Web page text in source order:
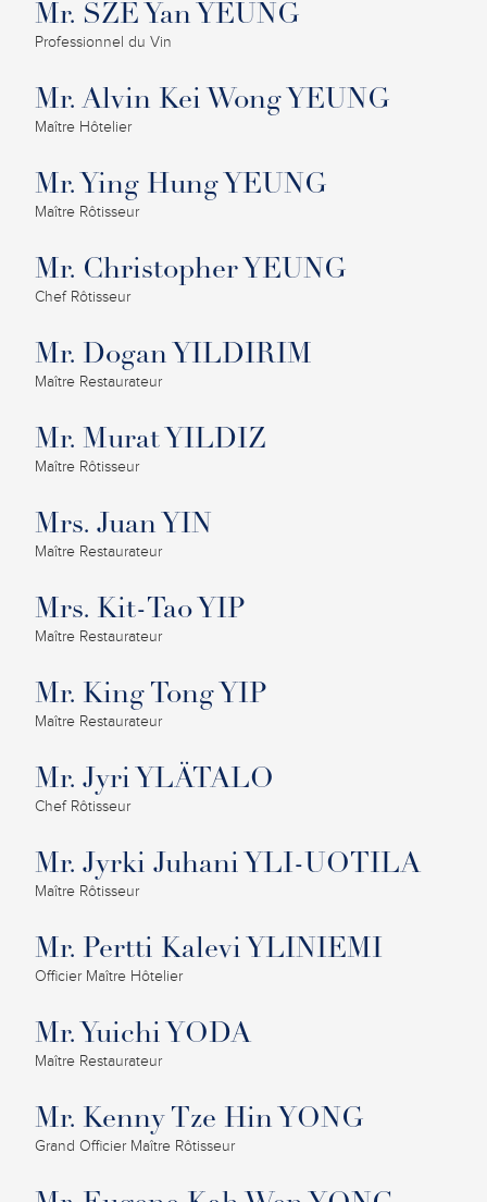
Mr. SZE Yan YEUNG
Professionnel du Vin
Mr. Alvin Kei Wong YEUNG
Maître Hôtelier
Mr. Ying Hung YEUNG
Maître Rôtisseur
Mr. Christopher YEUNG
Chef Rôtisseur
Mr. Dogan YILDIRIM
Maître Restaurateur
Mr. Murat YILDIZ
Maître Rôtisseur
Mrs. Juan YIN
Maître Restaurateur
Mrs. Kit-Tao YIP
Maître Restaurateur
Mr. King Tong YIP
Maître Restaurateur
Mr. Jyri YLÄTALO
Chef Rôtisseur
Mr. Jyrki Juhani YLI-UOTILA
Maître Rôtisseur
Mr. Pertti Kalevi YLINIEMI
Officier Maître Hôtelier
Mr. Yuichi YODA
Maître Restaurateur
Mr. Kenny Tze Hin YONG
Grand Officier Maître Rôtisseur